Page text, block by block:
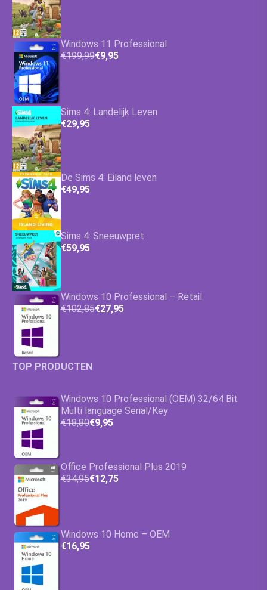
Windows 11 Professional
€199,99€9,95
Sims 4: Landelijk Leven
€29,95
De Sims 4: Eiland leven
€49,95
Sims 4: Sneeuwpret
€59,95
Windows 10 Professional – Retail
€102,85€27,95
TOP PRODUCTEN
Windows 10 Professional (OEM) 32/64 Bit
Multi language Serial/Key
€18,80€9,95
Office Professional Plus 2019
€34,95€12,75
Windows 10 Home – OEM
€16,95